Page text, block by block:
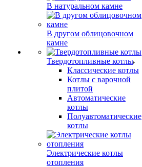
В натуральном камне
В другом облицовочном
камне
Твердотопливные котлы
Классические котлы
Котлы с варочной
плитой
Автоматические
котлы
Полуавтоматические
котлы
Электрические котлы
отопления